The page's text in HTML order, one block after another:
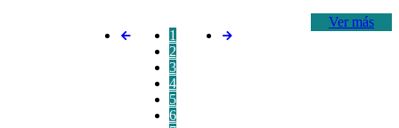
Ver más
1
2
3
4
5
6